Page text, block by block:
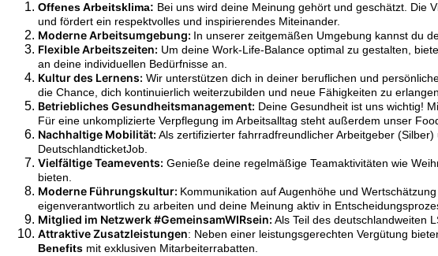
Offenes Arbeitsklima: Bei uns wird deine Meinung gehört und geschätzt. Die
und fördert ein respektvolles und inspirierendes Miteinander.
Moderne Arbeitsumgebung: In unserer zeitgemäßen Umgebung kannst du
Flexible Arbeitszeiten: Um deine Work-Life-Balance optimal zu gestalten,
an deine individuellen Bedürfnisse an.
Kultur des Lernens: Wir unterstützen dich in deiner beruflichen und
die Chance, dich kontinuierlich weiterzubilden und neue Fähigkeiten zu
Betriebliches Gesundheitsmanagement: Deine Gesundheit ist uns wichtig!
Für eine unkomplizierte Verpflegung im Arbeitsalltag steht außerdem unser
Nachhaltige Mobilität: Als zertifizierter fahrradfreundlicher Arbeitgeber
DeutschlandticketJob.
Vielfältige Teamevents: Genieße deine regelmäßige Teamaktivitäten wie
bieten.
Moderne Führungskultur: Kommunikation auf Augenhöhe und
eigenverantwortlich zu arbeiten und deine Meinung aktiv in
Mitglied im Netzwerk #GemeinsamWIRsein: Als Teil des deutschlandweiten
Attraktive Zusatzleistungen: Neben einer leistungsgerechten Vergütung
Benefits mit exklusiven Mitarbeiterrabatten.